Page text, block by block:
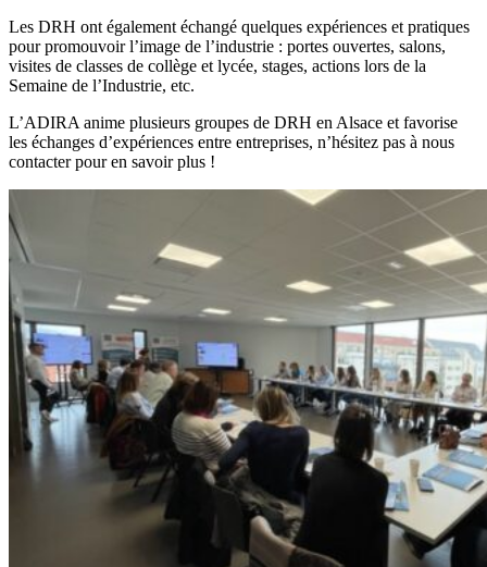
Les DRH ont également échangé quelques expériences et pratiques
pour promouvoir l’image de l’industrie : portes ouvertes, salons,
visites de classes de collège et lycée, stages, actions lors de la
Semaine de l’Industrie, etc.
L’ADIRA anime plusieurs groupes de DRH en Alsace et favorise
les échanges d’expériences entre entreprises, n’hésitez pas à nous
contacter pour en savoir plus !